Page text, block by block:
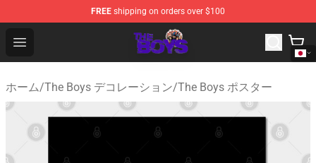
FREE shipping on orders over $100
Open menu
The Boys Store - Official The Boys Merchandise Shop
ホーム/The Boys デコレーション/The Boys ポスター